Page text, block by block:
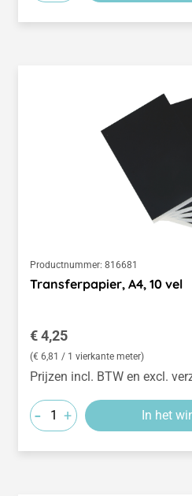
Productnummer: 816681
Transferpapier, A4, 10 vel
Normale prijs:
€ 4,25
(€ 6,81 / 1 vierkante meter)
Prijzen incl. BTW en excl.
- + In het